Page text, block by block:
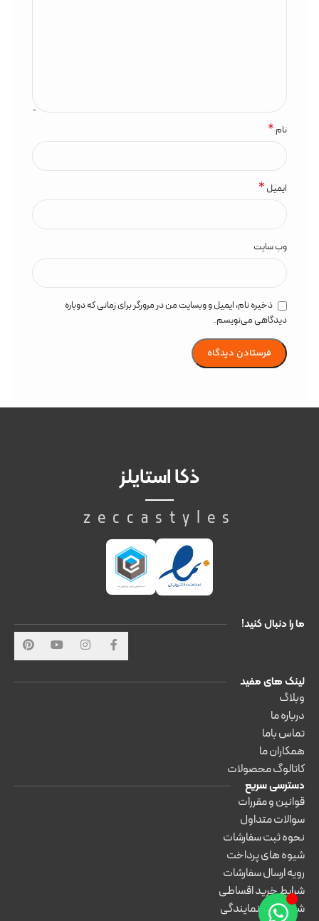
نام *
ایمیل *
وب‌ سایت
ذخیره نام، ایمیل و وبسایت من در مرورگر برای زمانی که دوباره
دیدگاهی می‌نویسم.
لینک های مفید
وبلاگ
درباره ما
تماس باما
همکاران ما
کاتالوگ محصولات
دسترسی سریع
قوانین و مقررات
سوالات متداول
نحوه ثبت سفارشات
شیوه های پرداخت
رویه ارسال سفارشات
شرایط خرید اقساطی
شرایط اخذ نمایندگی
ذکا استایلز
zeccastyles
ما را دنبال کنید!